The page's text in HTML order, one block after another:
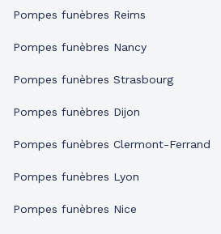
Pompes funèbres Reims
Pompes funèbres Nancy
Pompes funèbres Strasbourg
Pompes funèbres Dijon
Pompes funèbres Clermont-Ferrand
Pompes funèbres Lyon
Pompes funèbres Nice